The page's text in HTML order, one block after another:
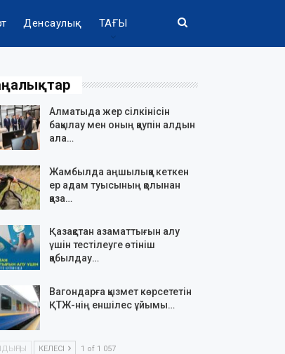
Денсаулық ТАҒЫ
Алматыда жер сілкінісін
бақылау мен оның қаупін алдын
ала…
Жамбылда аңшылыққа кеткен
ер адам туысының қолынан
қаза…
Қазақстан азаматтығын алу
үшін тестілеуге өтініш
қабылдау…
Вагондарға қызмет көрсететін
ҚТЖ-нің еншілес ұйымы…
КЕЛЕСІ 1 of 1 057